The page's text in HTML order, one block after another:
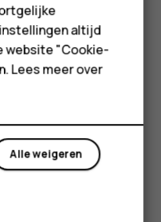
u wilt sluiten.
uw trefwoorden te
altijd
website "Cookie-
Lees meer over
Alle weigeren